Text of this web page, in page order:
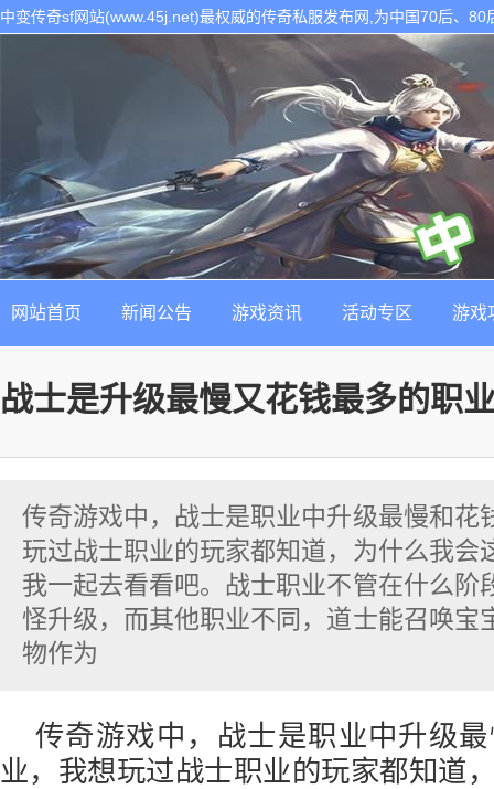
中变传奇sf网站(www.45j.net)最权威的传奇私服发布网,为中国70后、
网站首页 新闻公告 游戏资讯 活动专区 游戏
战士是升级最慢又花钱最多的职
传奇游戏中，战士是职业中升级最慢和花
玩过战士职业的玩家都知道，为什么我会
我一起去看看吧。战士职业不管在什么阶
怪升级，而其他职业不同，道士能召唤宝
物作为
传奇游戏中，战士是职业中升级
业，我想玩过战士职业的玩家都知道